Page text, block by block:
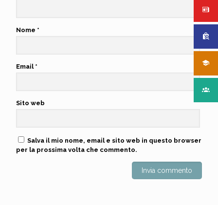
Nome *
Email *
Sito web
Salva il mio nome, email e sito web in questo browser
per la prossima volta che commento.